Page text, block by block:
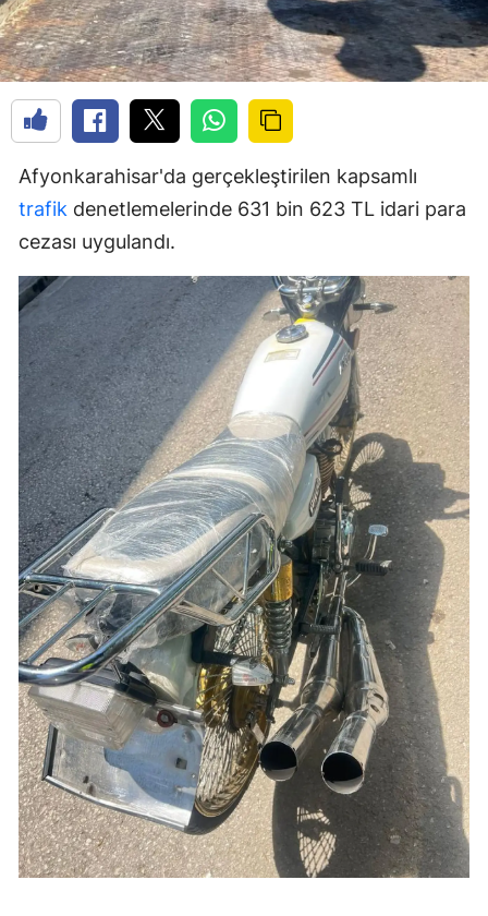
Afyonkarahisar'da gerçekleştirilen kapsamlı
trafik denetlemelerinde 631 bin 623 TL idari para
cezası uygulandı.